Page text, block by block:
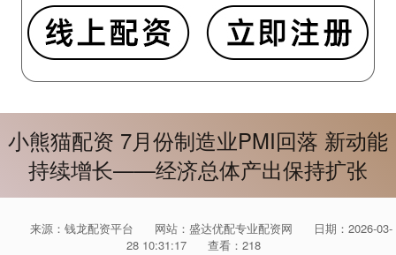
小熊猫配资 7月份制造业PMI回落 新动能
持续增长——经济总体产出保持扩张
来源：钱龙配资平台 网站：盛达优配专业配资网
日期：2026-03-
28 10:31:17
查看：218